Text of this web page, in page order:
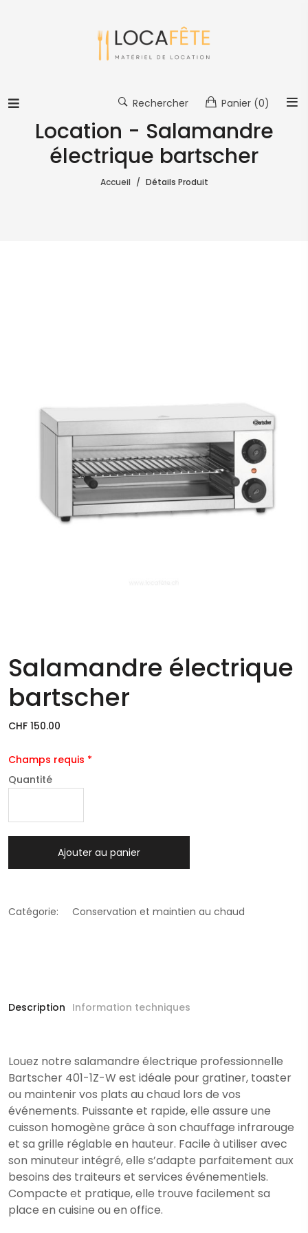
Rechercher Panier (0)
Location - Salamandre
électrique bartscher
Accueil Détails Produit
Salamandre électrique
bartscher
CHF 150.00
Champs requis *
Quantité
Ajouter au panier
Catégorie: Conservation et maintien au chaud
Description Information techniques
Louez notre salamandre électrique professionnelle
Bartscher 401-1Z-W est idéale pour gratiner, toaster
ou maintenir vos plats au chaud lors de vos
événements. Puissante et rapide, elle assure une
cuisson homogène grâce à son chauffage infrarouge
et sa grille réglable en hauteur. Facile à utiliser avec
son minuteur intégré, elle s’adapte parfaitement aux
besoins des traiteurs et services événementiels.
Compacte et pratique, elle trouve facilement sa
place en cuisine ou en office.